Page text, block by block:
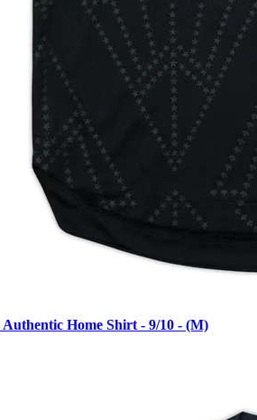
Home Shirt - 9/10 - (M)